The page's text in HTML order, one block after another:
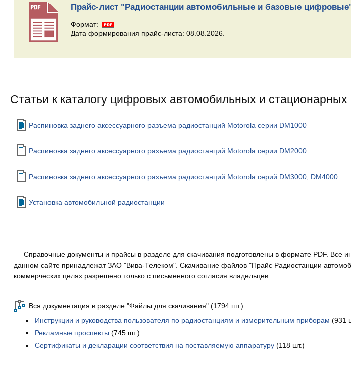
Прайс-лист "Радиостанции автомобильные и базовые
Формат:
Дата формирования прайс-листа: 08.08.2026.
Статьи к каталогу цифровых автомобильных и стационарных
Распиновка заднего аксессуарного разъема радиостанций Motorola серии DM1000
Распиновка заднего аксессуарного разъема радиостанций Motorola серии DM2000
Распиновка заднего аксессуарного разъема радиостанций Motorola серий DM3000, DM4000
Установка автомобильной радиостанции
Справочные документы и прайсы в разделе для скачивания подготовлены в формате PDF. Все
данном сайте принадлежат ЗАО "Вива-Телеком". Скачивание файлов "Прайс Радиостанции
коммерческих целях разрешено только с письменного согласия владельцев.
Вся документация в разделе "Файлы для скачивания" (1794 шт.)
Инструкции и руководства пользователя по радиостанциям и измерительным приборам (931
Рекламные проспекты (745 шт.)
Сертификаты и декларации соответствия на поставляемую аппаратуру(118 шт.)